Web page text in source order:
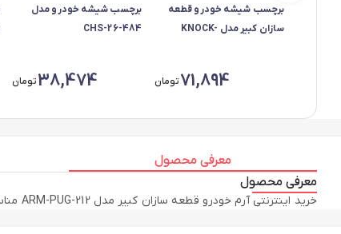
برچسب شیشه خودرو قطعه
سازان کبیر مدل KNOCK-
71,894تومان
برچسب شیشه خودرو مدل
CHS-26-484
38,474تومان
معرفی محصول
معرفی محصول
خرید اینترنتی آرم خودرو قطعه سازان کبیر مدل ARM-PUG-212 مناسب برای پژو 206 مجموعه 4 عددی به همراه مقایسه، بررسی مشخصات و لیست قیمت امروز در فروشگاه اینترنتی دیجی‌فای